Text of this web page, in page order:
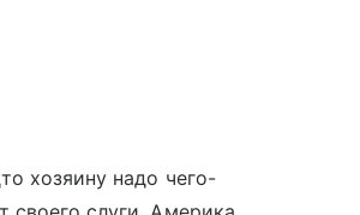
хозяину надо чего-